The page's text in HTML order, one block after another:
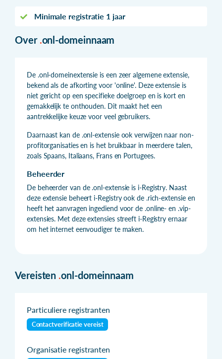
Minimale registratie 1 jaar
Over .onl-domeinnaam
De .onl-domeinextensie is een zeer algemene extensie,
bekend als de afkorting voor 'online'. Deze extensie is
niet gericht op een specifieke doelgroep en is kort en
gemakkelijk te onthouden. Dit maakt het een
aantrekkelijke keuze voor veel gebruikers.
Daarnaast kan de .onl-extensie ook verwijzen naar non-
profitorganisaties en is het bruikbaar in meerdere talen,
zoals Spaans, Italiaans, Frans en Portugees.
Beheerder
De beheerder van de .onl-extensie is i-Registry. Naast
deze extensie beheert i-Registry ook de .rich-extensie en
heeft het aanvragen ingediend voor de .online- en .vip-
extensies. Met deze extensies streeft i-Registry ernaar
om het internet eenvoudiger te maken.
Vereisten .onl-domeinnaam
Particuliere registranten
Contactverificatie vereist
Organisatie registranten